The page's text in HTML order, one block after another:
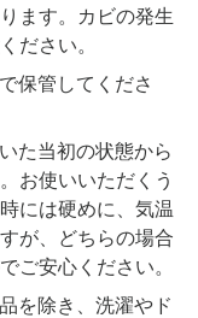
ます。カビの発生
ださい。
保管してくださ
た当初の状態から
お使いいただくう
には硬めに、気温
が、どちらの場合
ご安心ください。
を除き、洗濯やド